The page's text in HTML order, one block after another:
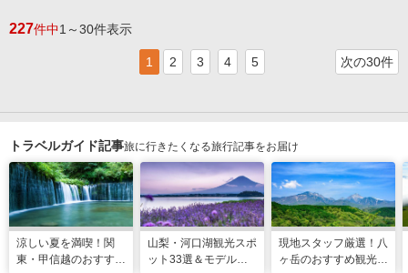
227件中1～30件表示
1 2 3 4 5 次の30件
トラベルガイド記事旅に行きたくなる旅行記事をお届け
涼しい夏を満喫！関
東・甲信越のおすすめ
山梨・河口湖観光スポ
ット33選＆モデルコ
現地スタッフ厳選！八
ヶ岳のおすすめ観光ス